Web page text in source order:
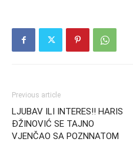
Previous article
LJUBAV ILI INTERES!! HARIS
ĐŽINOVIĆ SE TAJNO
VJENČAO SA POZNNATOM